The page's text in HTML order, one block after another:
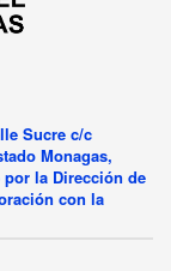
Sucre c/c
Monagas,
por la Dirección de
con la